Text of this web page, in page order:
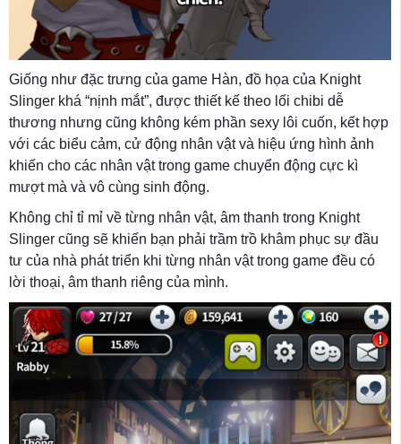
Giống như đặc trưng của game Hàn, đồ họa của Knight
Slinger khá “nịnh mắt”, được thiết kế theo lối chibi dễ
thương nhưng cũng không kém phần sexy lôi cuốn, kết hợp
với các biểu cảm, cử động nhân vật và hiệu ứng hình ảnh
khiến cho các nhân vật trong game chuyển động cực kì
mượt mà và vô cùng sinh động.
Không chỉ tỉ mỉ về từng nhân vật, âm thanh trong Knight
Slinger cũng sẽ khiến bạn phải trầm trồ khâm phục sự đầu
tư của nhà phát triển khi từng nhân vật trong game đều có
lời thoại, âm thanh riêng của mình.